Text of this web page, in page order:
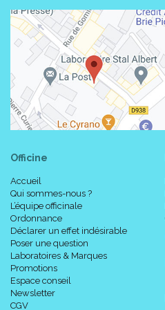
Officine
Accueil
Qui sommes-nous ?
L’équipe officinale
Ordonnance
Déclarer un effet indésirable
Poser une question
Laboratoires & Marques
Promotions
Espace conseil
Newsletter
CGV